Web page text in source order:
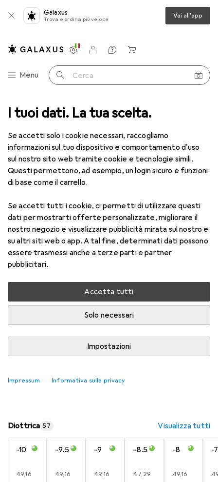
I tuoi dati. La tua scelta.
Se accetti solo i cookie necessari, raccogliamo
informazioni sul tuo dispositivo e comportamento d'uso
sul nostro sito web tramite cookie e tecnologie simili.
Questi permettono, ad esempio, un login sicuro e funzioni
di base come il carrello.
Se accetti tutti i cookie, ci permetti di utilizzare questi
dati per mostrarti offerte personalizzate, migliorare il
nostro negozio e visualizzare pubblicità mirata sul nostro e
su altri siti web o app. A tal fine, determinati dati possono
essere trasmessi anche a terze parti e partner
pubblicitari.
Accetta tutti
Solo necessari
Impostazioni
Impressum Informativa sulla privacy
Galaxus
Trova e ordina più veloce Vai all'app
Categoria Navigazione
Menu Cerca
Impostazioni
Conto cliente
Liste di confronto
Liste dei desideri
Carrello
Lenti a contatto Air Optix più HydraGlyde per l'astigmatismo
1 Immagine
Air Optix più HydraGlyde per
-1.75, Obiettivo mensile, 6 pz., Torico
Prezzo in EUR IVA incl.
EUR
50,06 EUR
8,35/1pz.
Consegna tra ven, 14/8 e mar, 18/8
Più di 10 pezzi in stock presso il fornitore
Aggiungi al carrello
Diottrica 57 Visualizza tutti
-10
EUR
49,16
-9.5
EUR
49,16
-9
EUR
49,16
-8.5
EUR
47,29
-8
EUR
49,16
-